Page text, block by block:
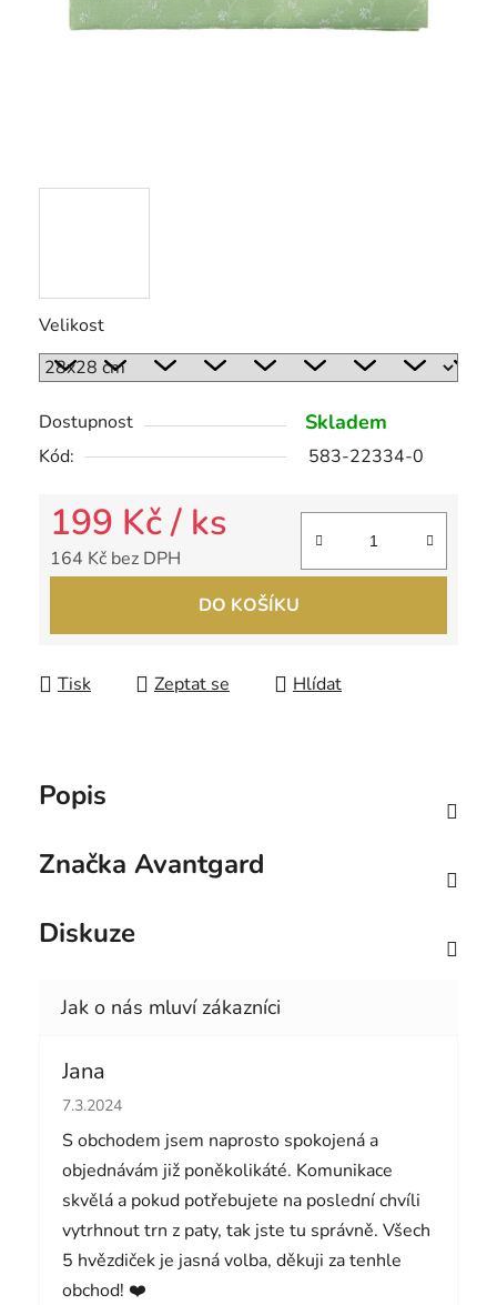
Velikost
Dostupnost Skladem
Kód: 583-22334-0
199 Kč/ ks
164 Kč bez DPH
DO KOŠÍKU
Tisk Zeptat se Hlídat
Popis
Značka Avantgard
Diskuze
Jana
Hodnocení obchodu je 5 z 5 hvězdiček.
7.3.2024
S obchodem jsem naprosto spokojená a
objednávám již poněkolikáté. Komunikace
skvělá a pokud potřebujete na poslední chvíli
vytrhnout trn z paty, tak jste tu správně. Všech
5 hvězdiček je jasná volba, děkuji za tenhle
obchod! ❤️